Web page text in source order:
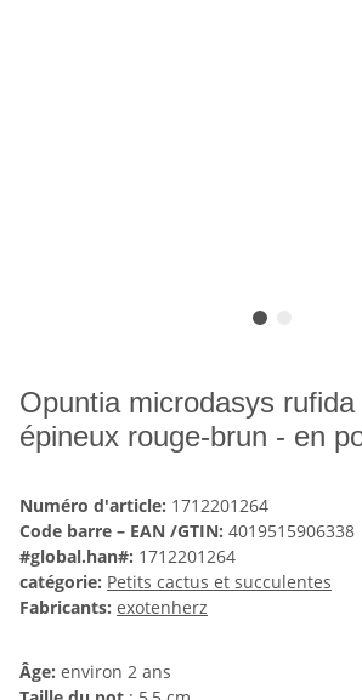
Opuntia microdasys
épineux rouge-brun - en
Numéro d'article: 1712201264
Code barre – EAN /GTIN: 4019515906338
#global.han#: 1712201264
catégorie: Petits cactus et succulentes
Fabricants: exotenherz
Âge: environ 2 ans